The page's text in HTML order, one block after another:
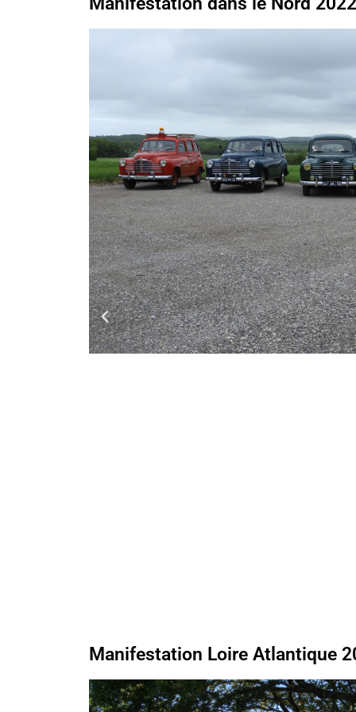
Manifestation Loire Atlantique